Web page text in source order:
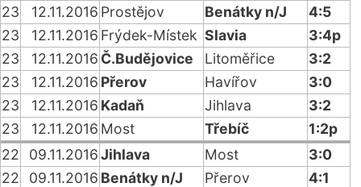
23 12.11.2016 Prostějov Benátky n/J
4:5
23
12.11.2016 Frýdek-Místek Slavia
3:4p
23
12.11.2016 Č.Budějovice Litoměřice
3:2
23
12.11.2016 Přerov Havířov
3:0
23
12.11.2016 Kadaň Jihlava
3:2
23
12.11.2016 Most Třebíč
1:2p
22
09.11.2016Jihlava Most
3:0
22
09.11.2016 Benátky n/J Přerov
4:1